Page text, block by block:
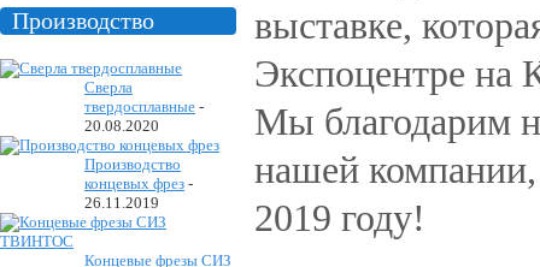
Производство
Сверла
твердосплавные -
20.08.2020
Производство
концевых фрез -
26.11.2019
Концевые фрезы СИЗ
выставке,
Экспоцентре на
Мы благодарим
нашей компании,
2019 году!